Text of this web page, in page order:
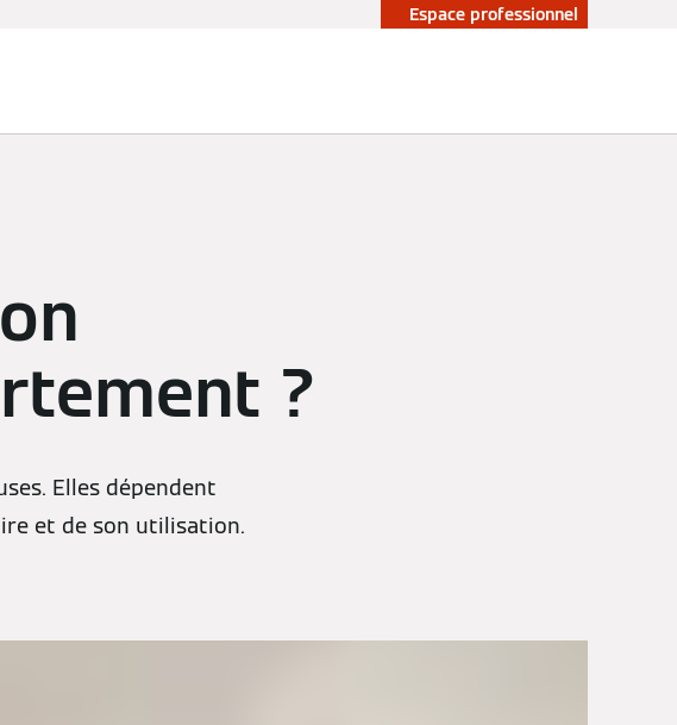
Espace professionnel
?
Elles dépendent
et de son utilisation.